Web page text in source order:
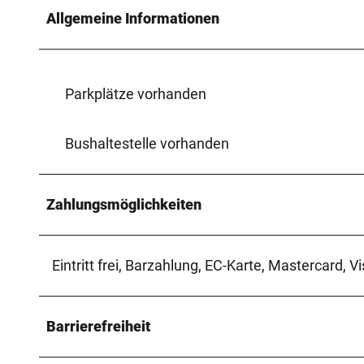
Allgemeine Informationen
Parkplätze vorhanden
Bushaltestelle vorhanden
Zahlungsmöglichkeiten
Eintritt frei, Barzahlung, EC-Karte, Mastercard,
Barrierefreiheit